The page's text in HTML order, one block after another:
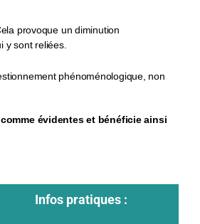
provoque un diminution
y sont reliées.
phénoménologique, non
évidentes et bénéficie ainsi
Infos pratiques :